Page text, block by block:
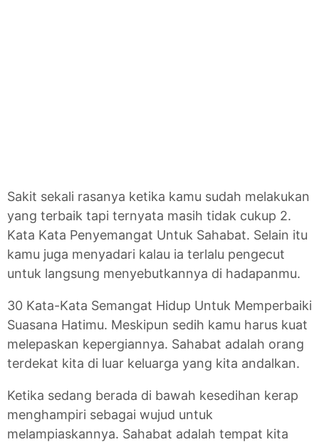
Sakit sekali rasanya ketika kamu sudah melakukan
yang terbaik tapi ternyata masih tidak cukup 2.
Kata Kata Penyemangat Untuk Sahabat. Selain itu
kamu juga menyadari kalau ia terlalu pengecut
untuk langsung menyebutkannya di hadapanmu.
30 Kata-Kata Semangat Hidup Untuk Memperbaiki
Suasana Hatimu. Meskipun sedih kamu harus kuat
melepaskan kepergiannya. Sahabat adalah orang
terdekat kita di luar keluarga yang kita andalkan.
Ketika sedang berada di bawah kesedihan kerap
menghampiri sebagai wujud untuk
melampiaskannya. Sahabat adalah tempat kita